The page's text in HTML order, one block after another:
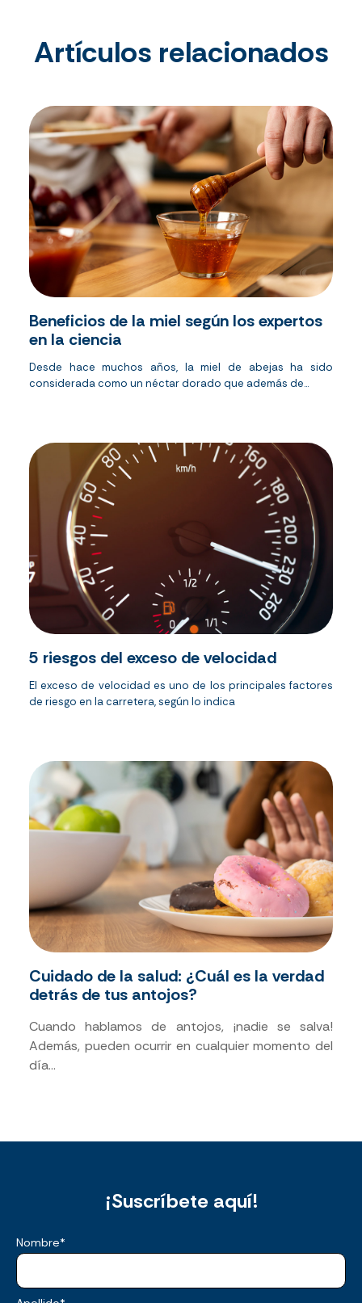
Artículos relacionados
Beneficios de la miel según los expertos
en la ciencia
Desde hace muchos años, la miel de abejas ha sido
considerada como un néctar dorado que además de...
5 riesgos del exceso de velocidad
El exceso de velocidad es uno de los principales factores
de riesgo en la carretera, según lo indica
Cuidado de la salud: ¿Cuál es la verdad
detrás de tus antojos?
Cuando hablamos de antojos, ¡nadie se salva!
Además, pueden ocurrir en cualquier momento del
día...
¡Suscríbete aquí!
Nombre*